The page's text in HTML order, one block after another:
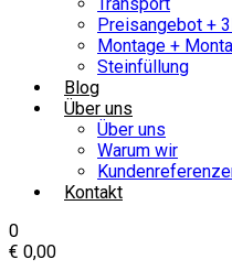
Preisangebot +
Montage +
Steinfüllung
Blog
Über uns
Über uns
Warum wir
Kontakt
0
€ 0,00